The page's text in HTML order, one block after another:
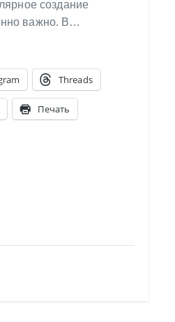
создание
важно. В…
Threads
Печать